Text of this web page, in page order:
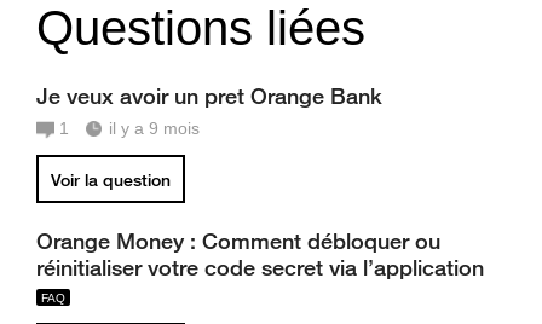
Questions liées
Je veux avoir un pret Orange Bank
1 il y a 9 mois
Voir la question
Orange Money : Comment débloquer ou
réinitialiser votre code secret via l’application